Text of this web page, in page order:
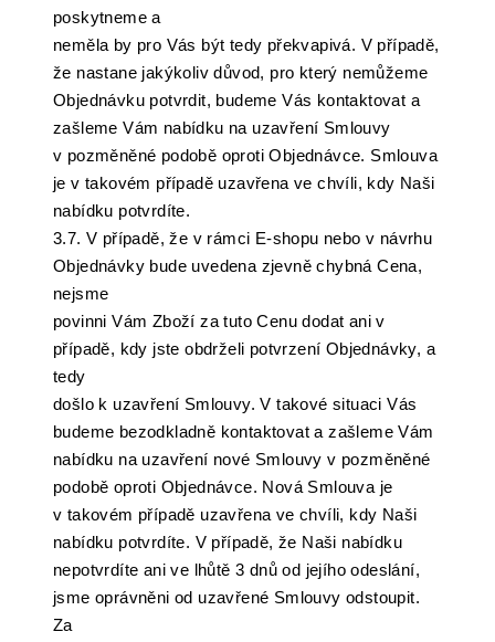
poskytneme a
neměla by pro Vás být tedy překvapivá. V případě,
že nastane jakýkoliv důvod, pro který nemůžeme
Objednávku potvrdit, budeme Vás kontaktovat a
zašleme Vám nabídku na uzavření Smlouvy
v pozměněné podobě oproti Objednávce. Smlouva
je v takovém případě uzavřena ve chvíli, kdy Naši
nabídku potvrdíte.
3.7. V případě, že v rámci E-shopu nebo v návrhu
Objednávky bude uvedena zjevně chybná Cena,
nejsme
povinni Vám Zboží za tuto Cenu dodat ani v
případě, kdy jste obdrželi potvrzení Objednávky, a
tedy
došlo k uzavření Smlouvy. V takové situaci Vás
budeme bezodkladně kontaktovat a zašleme Vám
nabídku na uzavření nové Smlouvy v pozměněné
podobě oproti Objednávce. Nová Smlouva je
v takovém případě uzavřena ve chvíli, kdy Naši
nabídku potvrdíte. V případě, že Naši nabídku
nepotvrdíte ani ve lhůtě 3 dnů od jejího odeslání,
jsme oprávněni od uzavřené Smlouvy odstoupit.
Za